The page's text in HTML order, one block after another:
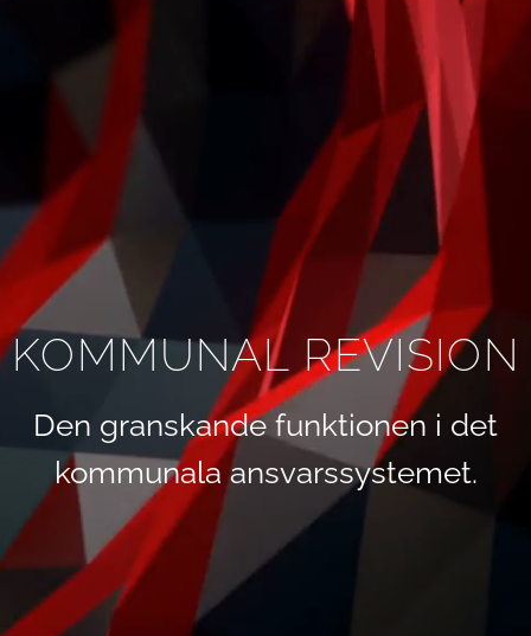
KOMMUNAL REVISION
Den granskande funktionen i det
kommunala ansvarssystemet.